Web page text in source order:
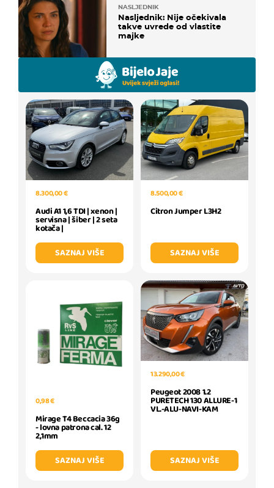
NASLJEDNIK
Nasljednik: Nije očekivala
takve uvrede od vlastite
majke
8.300,00 €
Audi A1 1,6 TDI | xenon |
servisna | šiber | 2 seta
kotača |
SAZNAJ VIŠE
8.500,00 €
Citron Jumper L3H2
SAZNAJ VIŠE
0,98 €
Mirage T4 Beccacia 36g
- lovna patrona cal. 12
2,1mm
SAZNAJ VIŠE
13.290,00 €
Peugeot 2008 1.2
PURETECH 130 ALLURE-1
VL.-ALU-NAVI-KAM
SAZNAJ VIŠE